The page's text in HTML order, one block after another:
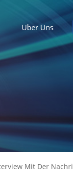
Über Uns
Mit Der